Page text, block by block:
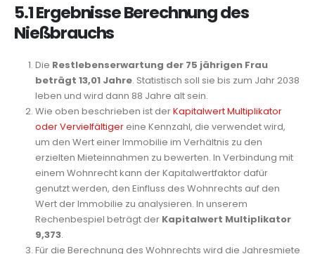
5.1 Ergebnisse Berechnung des
Nießbrauchs
Die Restlebenserwartung der 75 jährigen Frau
beträgt 13,01 Jahre. Statistisch soll sie bis zum Jahr 2038
leben und wird dann 88 Jahre alt sein.
Wie oben beschrieben ist derKapitalwert Multiplikator
oder Vervielfältigereine Kennzahl, die verwendet wird,
um den Wert einer Immobilie im Verhältnis zu den
erzielten Mieteinnahmen zu bewerten. In Verbindung mit
einem Wohnrecht kann der Kapitalwertfaktor dafür
genutzt werden, den Einfluss des Wohnrechts auf den
Wert der Immobilie zu analysieren. In unserem
Rechenbespiel beträgt der Kapitalwert Multiplikator
9,373.
Für die Berechnung des Wohnrechts wird die Jahresmiete